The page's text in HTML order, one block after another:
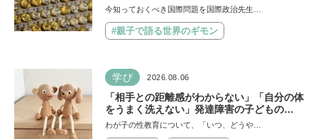
今知っておくべき国際問題を国際政治先生…
#親子で語る世界のギモン
学び 2026.08.06
「相手との距離感がわからない」「自分の体
をうまく洗えない」発達障害の子どもの
「性」に関する困りごと・性教育のポイント
わが子の性教育について、「いつ、どうや…